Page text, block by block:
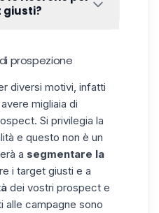
lead non può
giusti?
di prospezione.
realizzato due
voi! 👇
ricerca su
prospezione
diversi motivi, infatti
migliaia di
Si privilegia la
e questo non è un
a segmentare la
i target giusti e a
dei vostri prospect e
alle campagne sono